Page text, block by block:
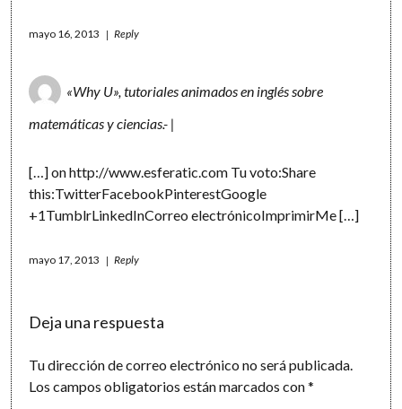
mayo 16, 2013 Reply
«Why U», tutoriales animados en inglés sobre
matemáticas y ciencias.- |
[…] onhttp://www.esferatic.com Tu voto:Share
this:TwitterFacebookPinterestGoogle
+1TumblrLinkedInCorreo electrónicoImprimirMe […]
mayo 17, 2013 Reply
Deja una respuesta
Tu dirección de correo electrónico no será publicada.
Los campos obligatorios están marcados con*